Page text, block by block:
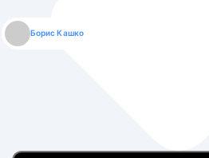
Борис Кашко
Юлия Изоитко
Александр Кулагин
Даниил Макаров
Екатерина Лазаренко